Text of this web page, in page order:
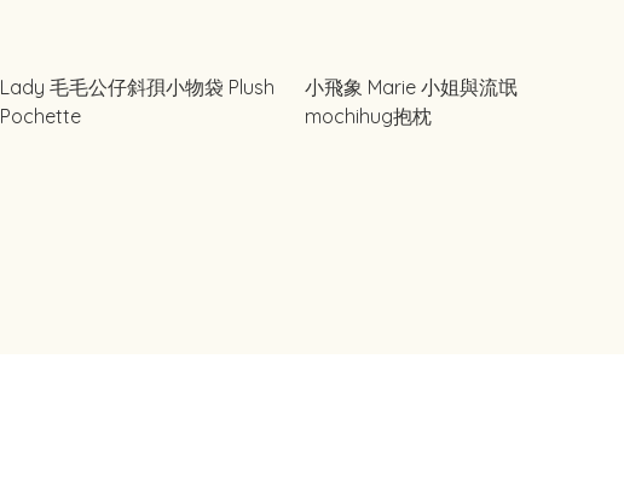
Lady 毛毛公仔斜孭小物袋 Plush
Pochette
小飛象 Marie 小姐與流氓
mochihug抱枕